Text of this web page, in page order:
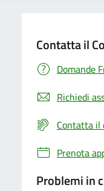
Contatta il
Domande
Richiedi
Contatta il
Prenota
Problemi in